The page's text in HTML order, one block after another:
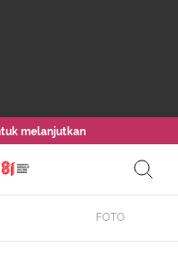
melanjutkan
FOTO